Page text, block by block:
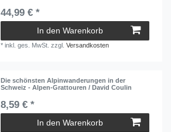
44,99 € *
In den Warenkorb
*inkl. ges. MwSt. zzgl.Versandkosten
Die schönsten Alpinwanderungen in der
Schweiz - Alpen-Grattouren / David Coulin
8,59 € *
In den Warenkorb